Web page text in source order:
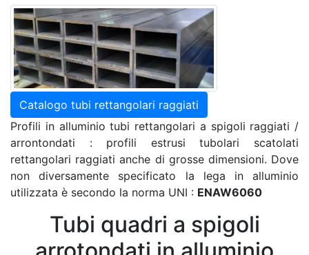
Catalogo tubi rettangolari raggiati
Profili in alluminio tubi rettangolari a spigoli raggiati /
arrontondati : profili estrusi tubolari scatolati
rettangolari raggiati anche di grosse dimensioni. Dove
non diversamente specificato la lega in alluminio
utilizzata è secondo la norma UNI : ENAW6060
Tubi quadri a spigoli